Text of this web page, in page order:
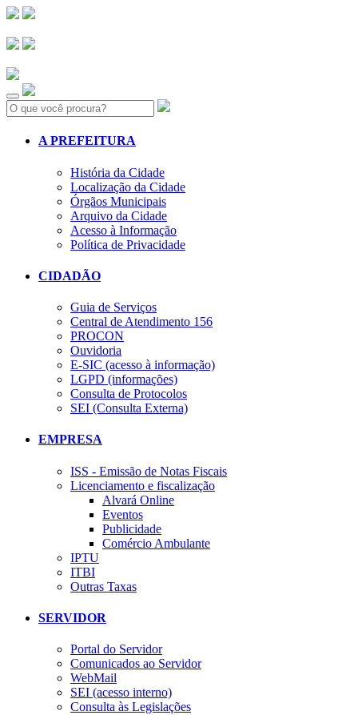
Search:
A PREFEITURA
História da Cidade
Localização da Cidade
Órgãos Municipais
Arquivo da Cidade
Acesso à Informação
Política de Privacidade
CIDADÃO
Guia de Serviços
Central de Atendimento 156
PROCON
Ouvidoria
E-SIC (acesso à informação)
LGPD (informações)
Consulta de Protocolos
SEI (Consulta Externa)
EMPRESA
ISS - Emissão de Notas Fiscais
Licenciamento e fiscalização
Alvará Online
Eventos
Publicidade
Comércio Ambulante
IPTU
ITBI
Outras Taxas
SERVIDOR
Portal do Servidor
Comunicados ao Servidor
WebMail
SEI (acesso interno)
Consulta às Legislações